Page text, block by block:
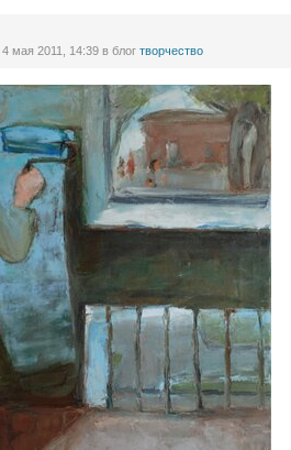
4 мая 2011, 14:39 в блог творчество